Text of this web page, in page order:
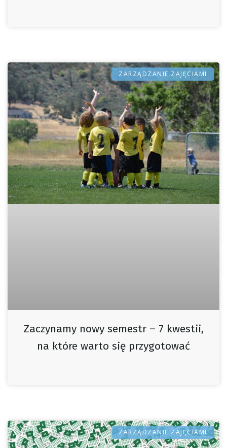
ZARZĄDZANIE ZAJĘCIAMI
Zaczynamy nowy semestr – 7 kwestii,
na które warto się przygotować
ZARZĄDZANIE ZAJĘCIAMI